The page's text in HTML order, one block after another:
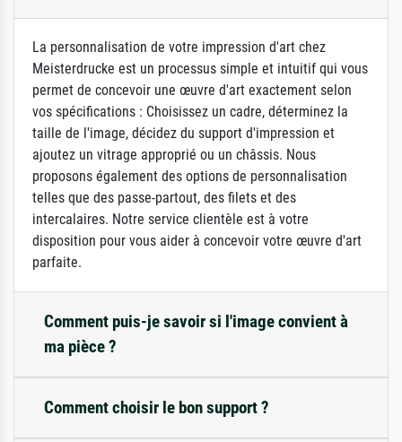
La personnalisation de votre impression d'art chez
Meisterdrucke est un processus simple et intuitif qui vous
permet de concevoir une œuvre d'art exactement selon
vos spécifications : Choisissez un cadre, déterminez la
taille de l'image, décidez du support d'impression et
ajoutez un vitrage approprié ou un châssis. Nous
proposons également des options de personnalisation
telles que des passe-partout, des filets et des
intercalaires. Notre service clientèle est à votre
disposition pour vous aider à concevoir votre œuvre d'art
parfaite.
Comment puis-je savoir si l'image convient à
ma pièce ?
Comment choisir le bon support ?